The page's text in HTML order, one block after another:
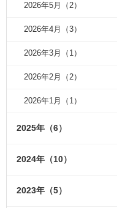
2026年5月（2）
2026年4月（3）
2026年3月（1）
2026年2月（2）
2026年1月（1）
2025年（6）
2024年（10）
2023年（5）